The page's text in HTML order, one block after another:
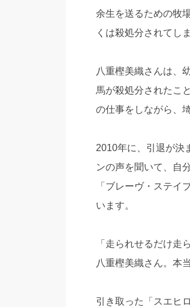
余生を送るための牧
くは殺処分されてし
八重樫美織さんは、
馬が殺処分されたこ
の仕事をしながら、
2010年に、引退が決
ンの声を聞いて、自
「ブレーヴ・ステイ
います。
「走られせるだけ走
八重樫美織さん。本
引き取った「スエヒ